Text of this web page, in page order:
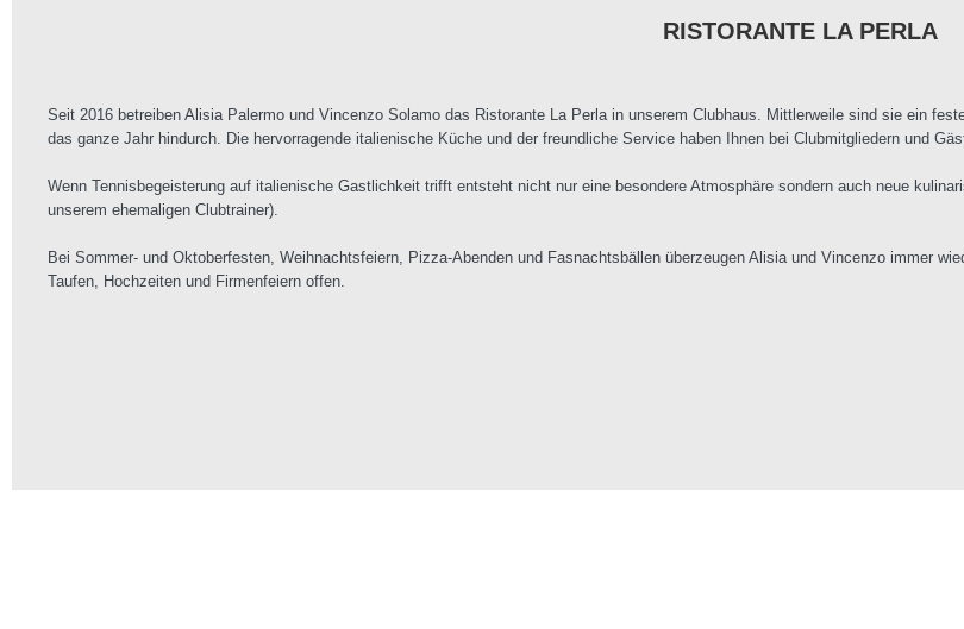
RISTORANTE LA PERLA
Seit 2016 betreiben Alisia Palermo und Vincenzo Solamo das Ristorante La Perla in unserem Clubhaus. Mittlerweile sind sie ein
das ganze Jahr hindurch. Die hervorragende italienische Küche und der freundliche Service haben Ihnen bei Clubmitgliedern und
Wenn Tennisbegeisterung auf italienische Gastlichkeit trifft entsteht nicht nur eine besondere Atmosphäre sondern auch neue
unserem ehemaligen Clubtrainer).
Bei Sommer- und Oktoberfesten, Weihnachtsfeiern, Pizza-Abenden und Fasnachtsbällen überzeugen Alisia und Vincenzo immer
Taufen, Hochzeiten und Firmenfeiern offen.